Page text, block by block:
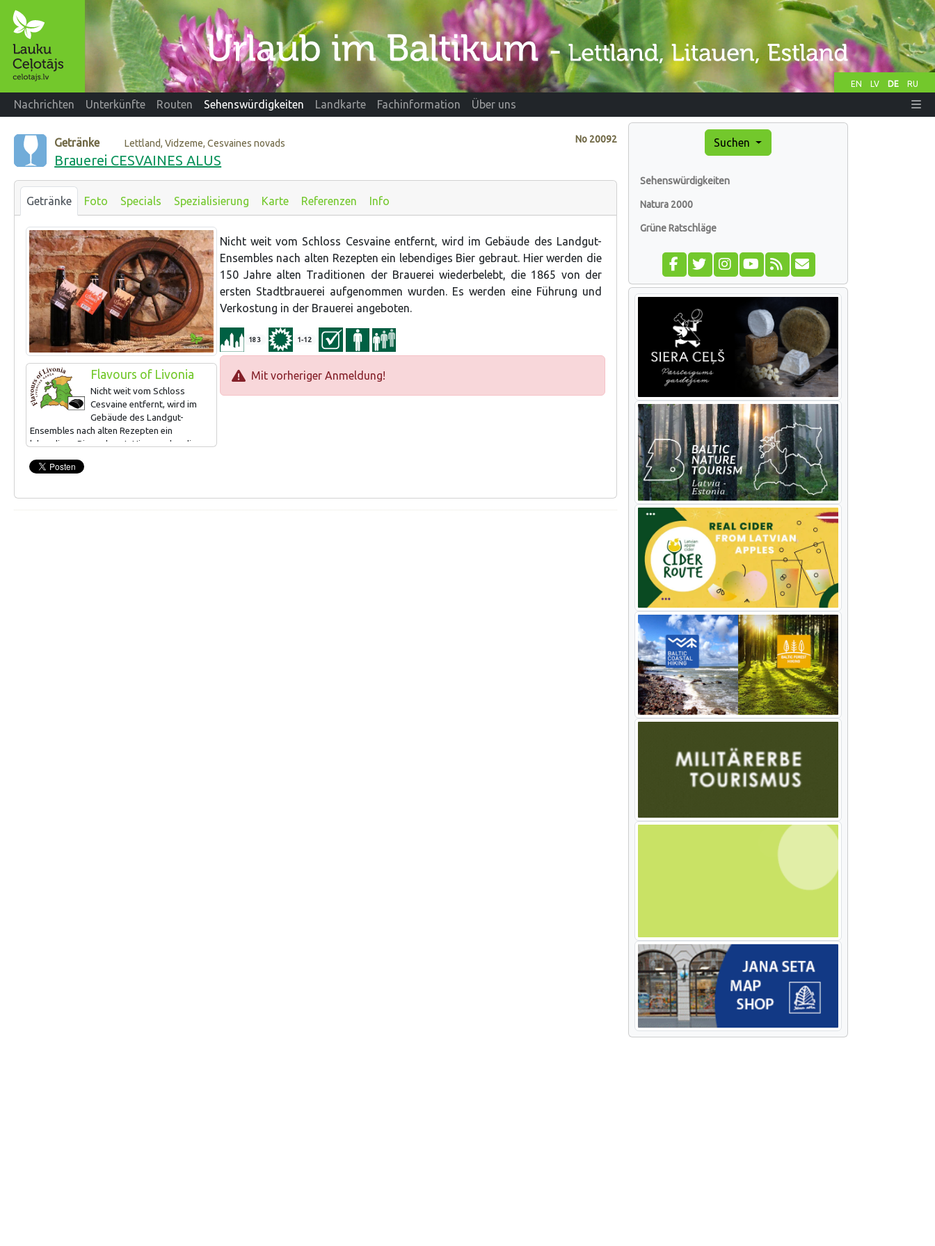
EN LV DE RU
Nachrichten Unterkünfte Routen Sehenswürdigkeiten Landkarte Fachinformation Über uns
No 20092
Getränke Lettland, Vidzeme, Cesvaines novads
Brauerei CESVAINES ALUS
Getränke Foto Specials Spezialisierung Karte Referenzen Info
Flavours of Livonia
Nicht weit vom Schloss
Cesvaine entfernt, wird im
Gebäude des Landgut-
Ensembles nach alten Rezepten ein
lebendiges Bier gebraut. Hier werden die
wiederbelebt, die 1865 von der ersten
werden eine Führung und Verkostung in der
Brauerei angeboten.
Nicht weit vom Schloss Cesvaine entfernt, wird im Gebäude des Landgut-
Ensembles nach alten Rezepten ein lebendiges Bier gebraut. Hier werden die
150 Jahre alten Traditionen der Brauerei wiederbelebt, die 1865 von der
ersten Stadtbrauerei aufgenommen wurden. Es werden eine Führung und
Verkostung in der Brauerei angeboten.
183 1-12
Mit vorheriger Anmeldung!
Suchen
Sehenswürdigkeiten
Natura 2000
Grüne Ratschläge